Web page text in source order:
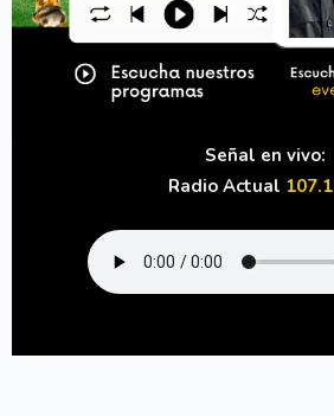
Señal en vivo:
Radio Actual 107.1